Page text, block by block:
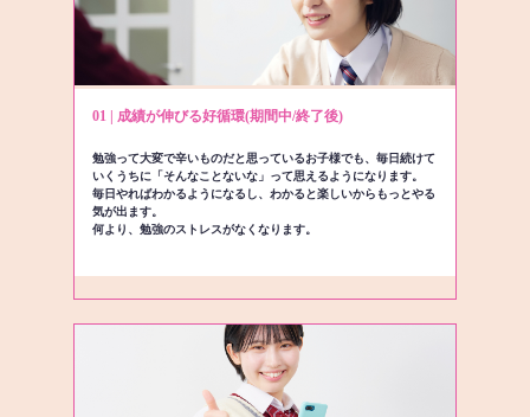
01 | 成績が伸びる好循環(期間中/終了後)
勉強って大変で辛いものだと思っているお子様でも、毎日続けて
いくうちに「そんなことないな」って思えるようになります。
毎日やればわかるようになるし、わかると楽しいからもっとやる
気が出ます。
何より、勉強のストレスがなくなります。